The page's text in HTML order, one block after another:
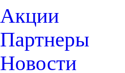
Акции
Партнеры
Новости